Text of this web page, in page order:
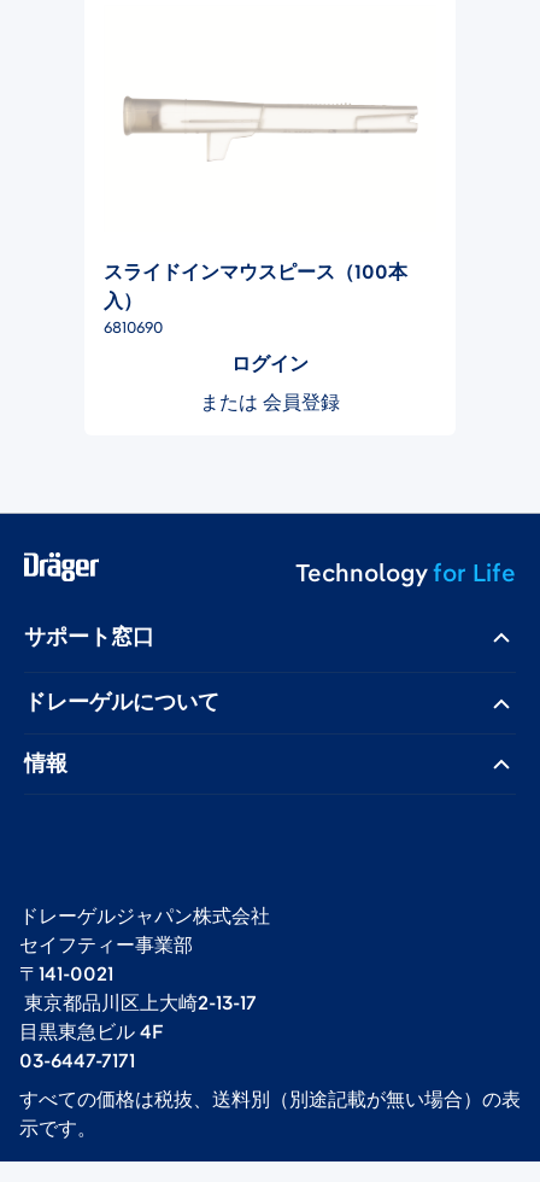
スライドインマウスピース（100本
入）
6810690
ログイン
または 会員登録
Technologyfor Life
サポート窓口
ドレーゲル​について
情報
ドレーゲルジャパン株式会社 ​
セイフティー事業部​
〒141-0021
​ 東京都品川区上大崎2-13-17​
目黒東急ビル 4F​
03-6447-7171
すべての価格は税抜、送料別（別途記載が無い場合）の表
示です。